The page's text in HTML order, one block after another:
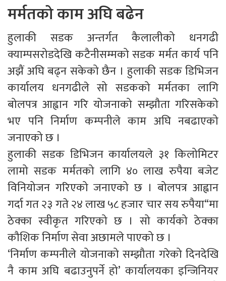
मर्मतको काम अघि बढेन
हुलाकी सडक अन्तर्गत कैलालीको धनगढी
क्याम्पसरोडदेखि कटैनीसम्मको सडक मर्मत कार्य पनि
अझैं अघि बढ्न सकेको छैन । हुलाकी सडक डिभिजन
कार्यालय धनगढीले सो सडकको मर्मतका लागि
बोलपत्र आह्वान गरि योजनाको सम्झौता गरिसकेको
भए पनि निर्माण कम्पनीले काम अघि नबढाएको
जनाएको छ ।
हुलाकी सडक डिभिजन कार्यालयले ३१ किलोमिटर
लामो सडक मर्मतको लागि ४० लाख रुपैया बजेट
विनियोजन गरिएको जनाएको छ । बोलपत्र आह्वान
गर्दा गत २३ गते २४ लाख ५८ हजार चार सय रुपैया“मा
ठेक्का स्वीकृत गरिएको छ । सो कार्यको ठेक्का
कौशिक निर्माण सेवा अछामले पाएको छ ।
‘निर्माण कम्पनीले योजनाको सम्झौता गरेको दिनदेखि
नै काम अघि बढाउनुपर्ने हो’ कार्यालयका इन्जिनियर